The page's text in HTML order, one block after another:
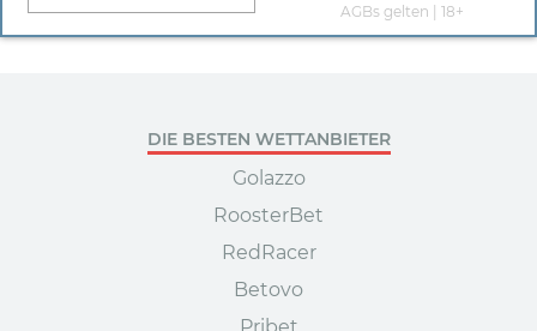
AGBs gelten | 18+
DIE BESTEN WETTANBIETER
Golazzo
RoosterBet
RedRacer
Betovo